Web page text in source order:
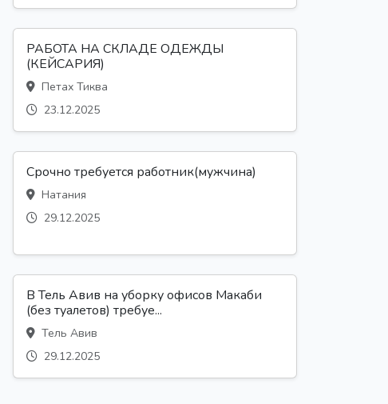
РАБОТА НА СКЛАДЕ ОДЕЖДЫ
(КЕЙСАРИЯ)
Петах Тиква
23.12.2025
Срочно требуется работник(мужчина)
Натания
29.12.2025
В Тель Авив на уборку офисов Макаби
(без туалетов) требуе...
Тель Авив
29.12.2025